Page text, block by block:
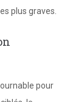
plus graves.
pour